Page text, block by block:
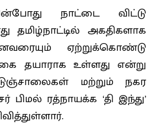
நாட்டை விட்டு
தமிழ்நாட்டில் அகதிகளாக
ஏற்றுக்கொண்டு
தயாராக உள்ளது என்று
மற்றும் நகர
பிமல் ரத்நாயக்க ‘தி இந்து’